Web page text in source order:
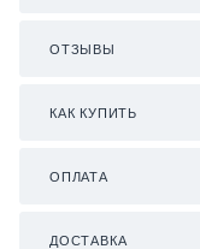
ОТЗЫВЫ
КАК КУПИТЬ
ОПЛАТА
ДОСТАВКА